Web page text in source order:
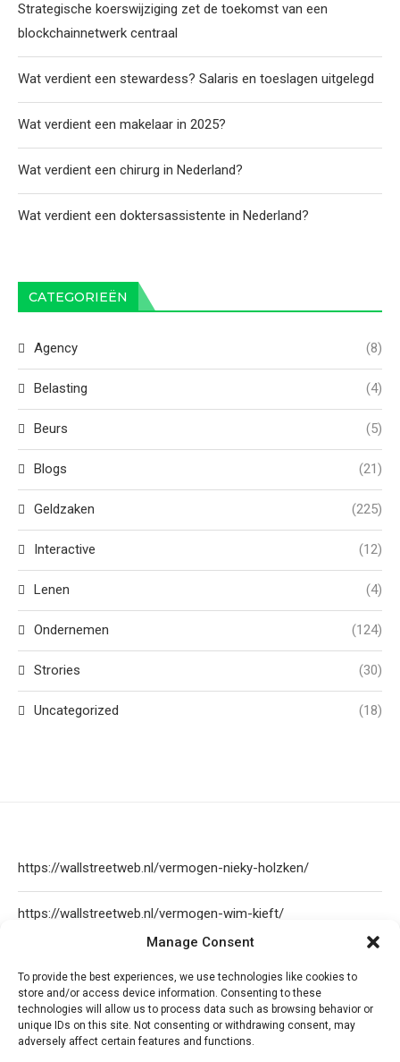
Manage Consent
To provide the best experiences, we use technologies like cookies to
store and/or access device information. Consenting to these
technologies will allow us to process data such as browsing behavior or
unique IDs on this site. Not consenting or withdrawing consent, may
adversely affect certain features and functions.
Strategische koerswijziging zet de toekomst van een
blockchainnetwerk centraal
Wat verdient een stewardess? Salaris en toeslagen uitgelegd
Wat verdient een makelaar in 2025?
Wat verdient een chirurg in Nederland?
Wat verdient een doktersassistente in Nederland?
CATEGORIEËN
Agency (8)
Belasting (4)
Beurs (5)
Blogs (21)
Geldzaken (225)
Interactive (12)
Lenen (4)
Ondernemen (124)
Strories (30)
Uncategorized (18)
https://wallstreetweb.nl/vermogen-nieky-holzken/
https://wallstreetweb.nl/vermogen-wim-kieft/
https://wallstreetweb.nl/nicol-kremers-vermogen/